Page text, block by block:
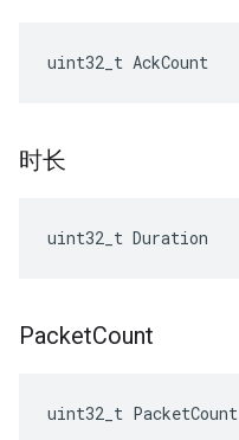
uint32_t AckCount
时长
uint32_t Duration
PacketCount
uint32_t PacketCount